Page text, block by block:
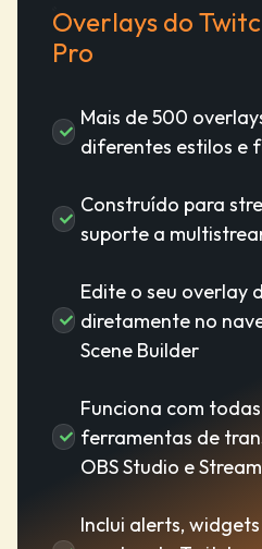
Overlays do
Pro
Mais de 500
diferentes estilos e
Construído para
suporte a
Edite o seu overlay
diretamente no
Scene Builder
Funciona com
ferramentas de
OBS Studio e
Inclui alerts,